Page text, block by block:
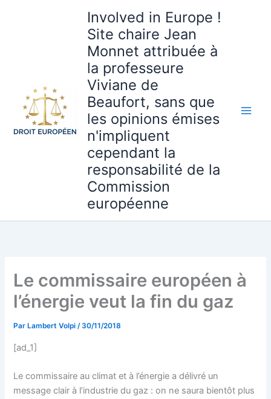
Involved in Europe !
Site chaire Jean
Monnet attribuée à
la professeure
Viviane de
Beaufort, sans que
les opinions émises
n'impliquent
cependant la
responsabilité de la
Commission
européenne
Le commissaire européen à
l’énergie veut la fin du gaz
Par Lambert Volpi/30/11/2018
[ad_1]
Le commissaire au climat et à l’énergie a délivré un
message clair à l’industrie du gaz : on ne saura bientôt plus